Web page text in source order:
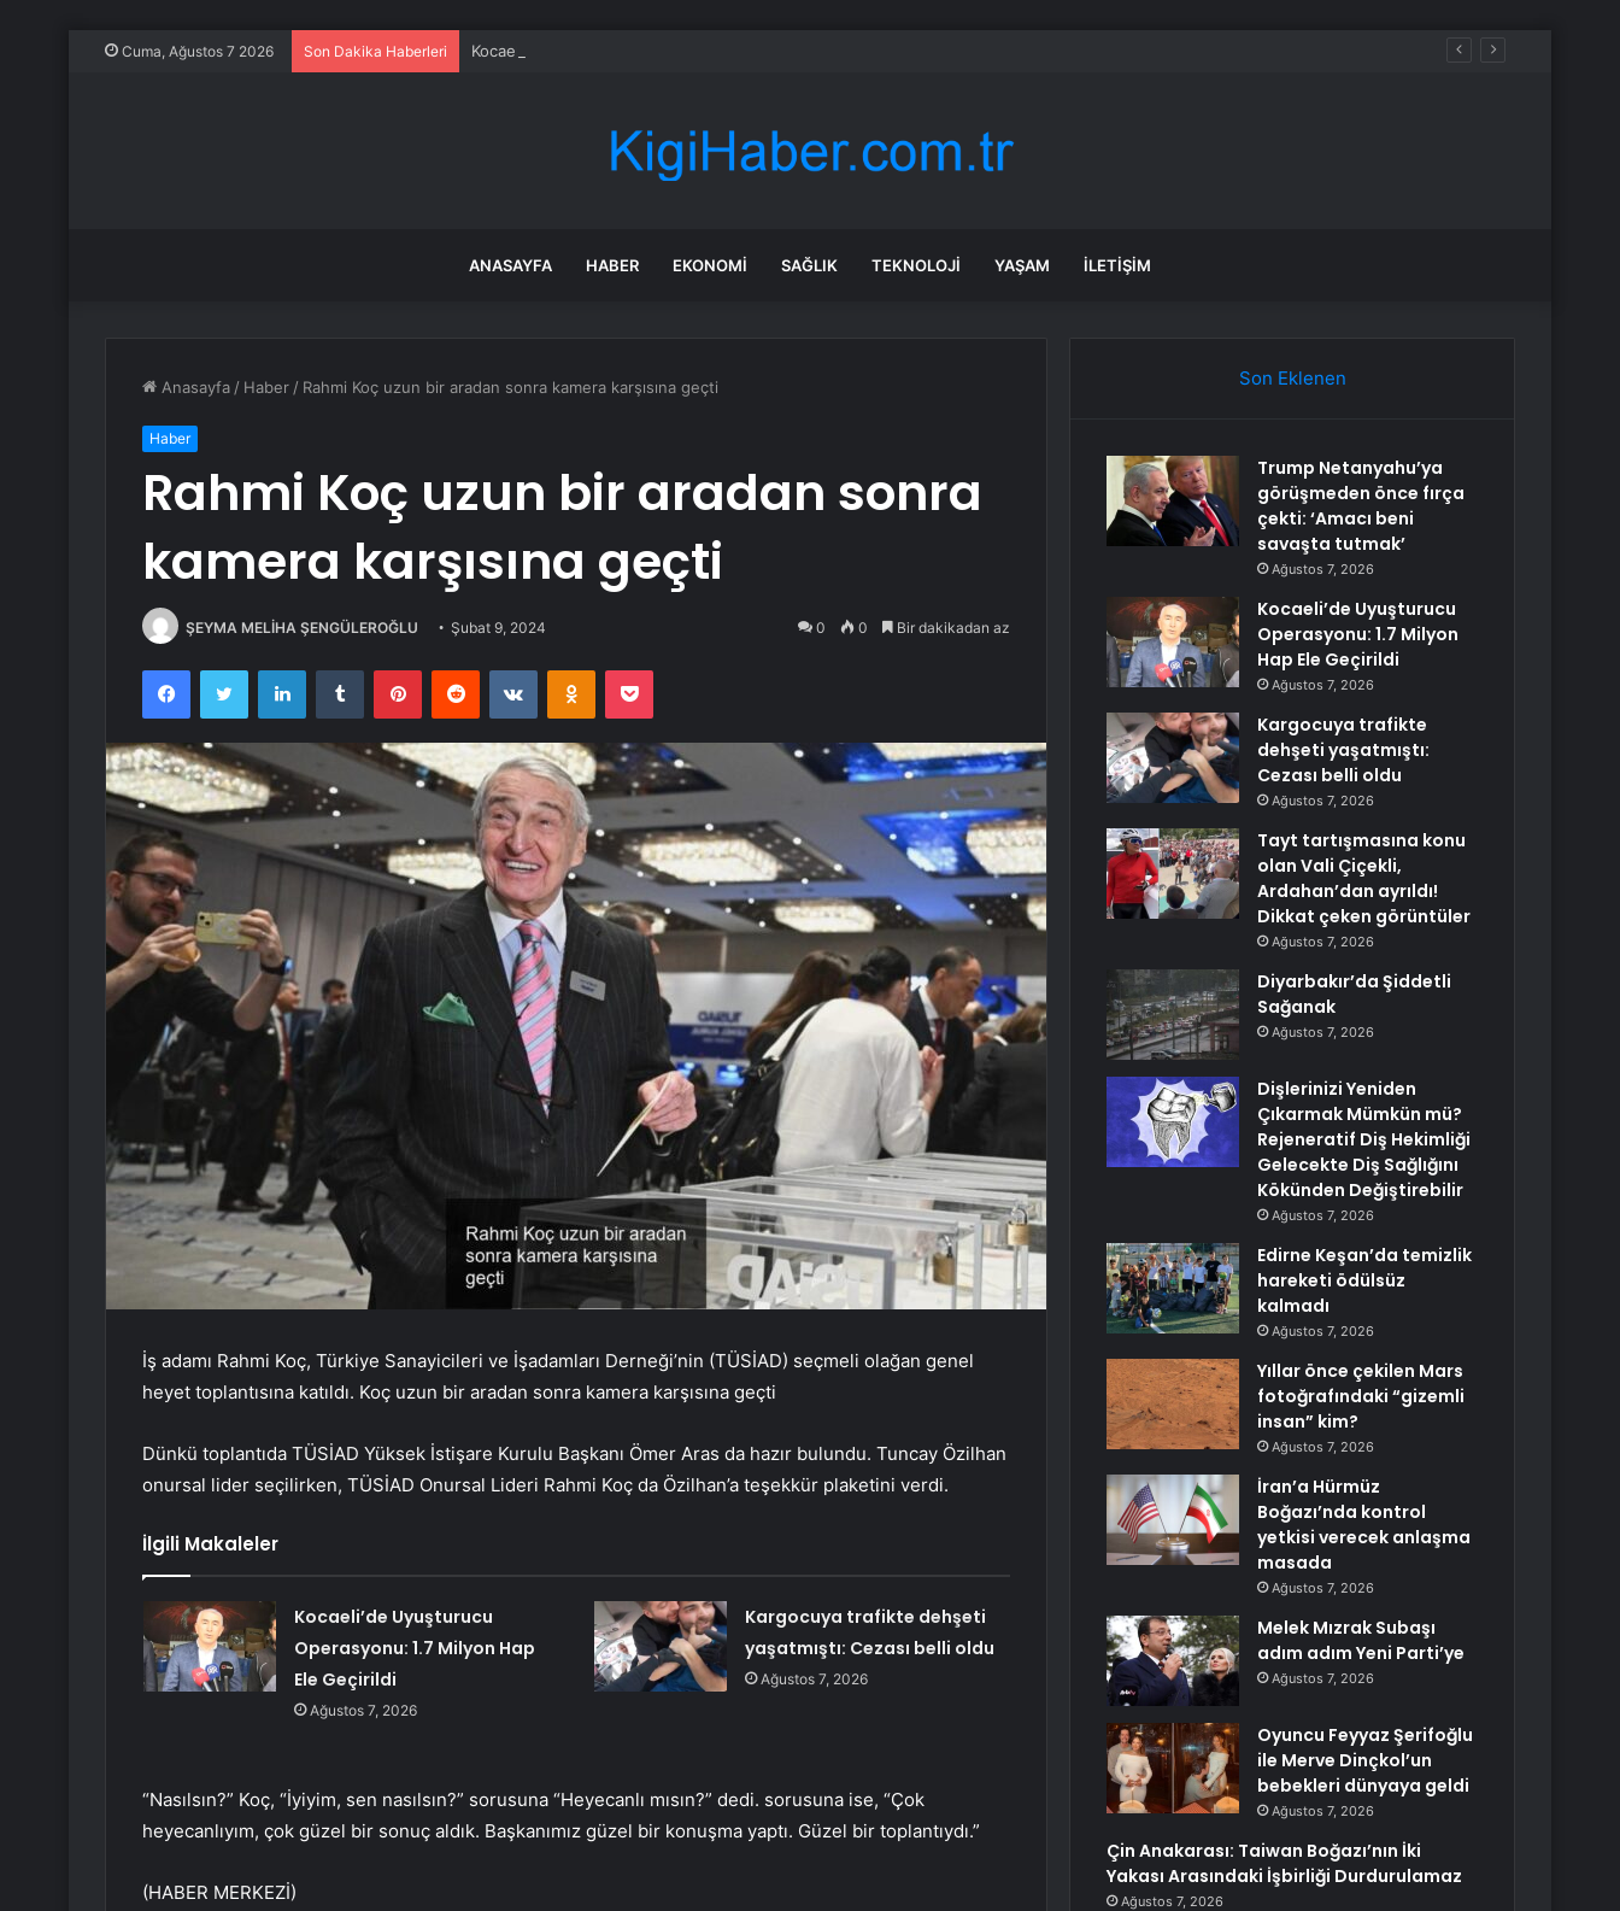
Cuma, Ağustos 7 2026 Son Dakika Haberleri Kocaeli’de Uyuşturucu Operasyonu: 1.7 Milyon Hap Ele Geçirildi
ANASAYFA HABER EKONOMI SAĞLIK TEKNOLOJI YAŞAM İLETIŞIM
Anasayfa / Haber / Rahmi Koç uzun bir aradan sonra kamera karşısına geçti
Haber
Rahmi Koç uzun bir aradan sonra
kamera karşısına geçti
ŞEYMA MELİHA ŞENGÜLEROĞLU Şubat 9, 2024 0 0 Bir dakikadan az
FacebookTwitter LinkedInTumblr PinterestReddit VKontakteOdnoklassniki
Pocket
İş adamı Rahmi Koç, Türkiye Sanayicileri ve İşadamları Derneği’nin (TÜSİAD) seçmeli olağan genel
heyet toplantısına katıldı. Koç uzun bir aradan sonra kamera karşısına geçti
Dünkü toplantıda TÜSİAD Yüksek İstişare Kurulu Başkanı Ömer Aras da hazır bulundu. Tuncay Özilhan
onursal lider seçilirken, TÜSİAD Onursal Lideri Rahmi Koç da Özilhan’a teşekkür plaketini verdi.
İlgili Makaleler
Kocaeli’de Uyuşturucu
Operasyonu: 1.7 Milyon Hap
Ele Geçirildi
Ağustos 7, 2026
Kargocuya trafikte dehşeti
yaşatmıştı: Cezası belli oldu
Ağustos 7, 2026
“Nasılsın?” Koç, “İyiyim, sen nasılsın?” sorusuna “Heyecanlı mısın?” dedi. sorusuna ise, “Çok
heyecanlıyım, çok güzel bir sonuç aldık. Başkanımız güzel bir konuşma yaptı. Güzel bir toplantıydı.”
(HABER MERKEZİ)
Son Eklenen
Trump Netanyahu’ya
görüşmeden önce fırça
çekti: ‘Amacı beni
savaşta tutmak’
Ağustos 7, 2026
Kocaeli’de Uyuşturucu
Operasyonu: 1.7 Milyon
Hap Ele Geçirildi
Ağustos 7, 2026
Kargocuya trafikte
dehşeti yaşatmıştı:
Cezası belli oldu
Ağustos 7, 2026
Tayt tartışmasına konu
olan Vali Çiçekli,
Ardahan’dan ayrıldı!
Dikkat çeken görüntüler
Ağustos 7, 2026
Diyarbakır’da Şiddetli
Sağanak
Ağustos 7, 2026
Dişlerinizi Yeniden
Çıkarmak Mümkün mü?
Rejeneratif Diş Hekimliği
Gelecekte Diş Sağlığını
Kökünden Değiştirebilir
Ağustos 7, 2026
Edirne Keşan’da temizlik
hareketi ödülsüz
kalmadı
Ağustos 7, 2026
Yıllar önce çekilen Mars
fotoğrafındaki “gizemli
insan” kim?
Ağustos 7, 2026
İran’a Hürmüz
Boğazı’nda kontrol
yetkisi verecek anlaşma
masada
Ağustos 7, 2026
Melek Mızrak Subaşı
adım adım Yeni Parti’ye
Ağustos 7, 2026
Oyuncu Feyyaz Şerifoğlu
ile Merve Dinçkol’un
bebekleri dünyaya geldi
Ağustos 7, 2026
Çin Anakarası: Taiwan Boğazı’nın İki
Yakası Arasındaki İşbirliği Durdurulamaz
Ağustos 7, 2026